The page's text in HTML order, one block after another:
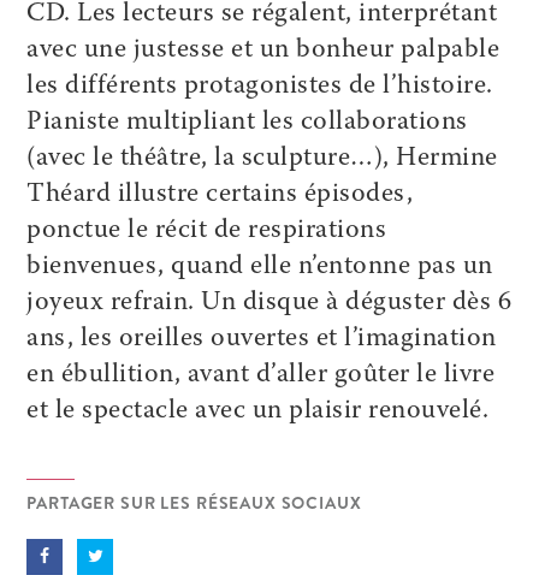
CD. Les lecteurs se régalent, interprétant
avec une justesse et un bonheur palpable
les différents protagonistes de l’histoire.
Pianiste multipliant les collaborations
(avec le théâtre, la sculpture…), Hermine
Théard illustre certains épisodes,
ponctue le récit de respirations
bienvenues, quand elle n’entonne pas un
joyeux refrain. Un disque à déguster dès 6
ans, les oreilles ouvertes et l’imagination
en ébullition, avant d’aller goûter le livre
et le spectacle avec un plaisir renouvelé.
PARTAGER SUR LES RÉSEAUX SOCIAUX